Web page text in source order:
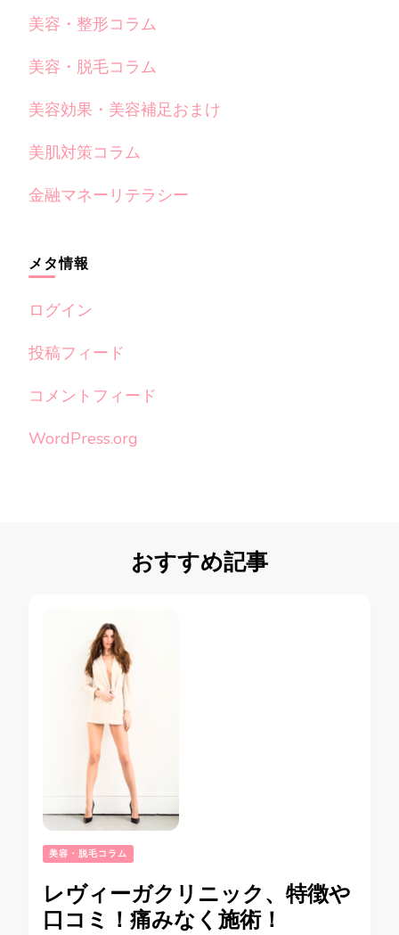
美容・整形コラム
美容・脱毛コラム
美容効果・美容補足おまけ
美肌対策コラム
金融マネーリテラシー
メタ情報
ログイン
投稿フィード
コメントフィード
WordPress.org
おすすめ記事
美容・脱毛コラム
レヴィーガクリニック、特徴や
口コミ！痛みなく施術！